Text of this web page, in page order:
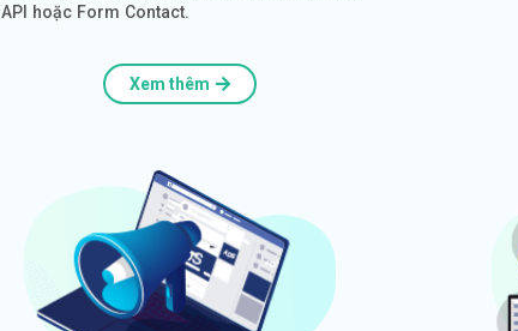
API hoặc Form Contact.
Xem thêm